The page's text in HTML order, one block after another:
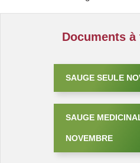
Documents
SAUGE SEULE
SAUGE
NOVEMBRE